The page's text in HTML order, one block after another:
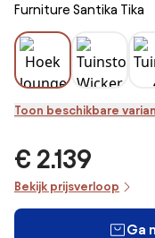
Furniture Santika Tika
Toon beschikbare
€ 2.139
Bekijk prijsverloop
Ga